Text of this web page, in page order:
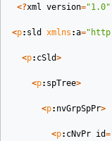
<?xml version="1.0"
<p: sld xmlns :a=
<p: cSld>
<p: spTree>
<p: nvGrpSpPr>
<p: cNvPr id=